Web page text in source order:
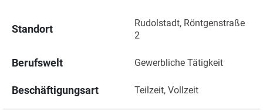
Standort
Rudolstadt, Röntgenstraße
2
Berufswelt Gewerbliche Tätigkeit
Beschäftigungsart Teilzeit, Vollzeit